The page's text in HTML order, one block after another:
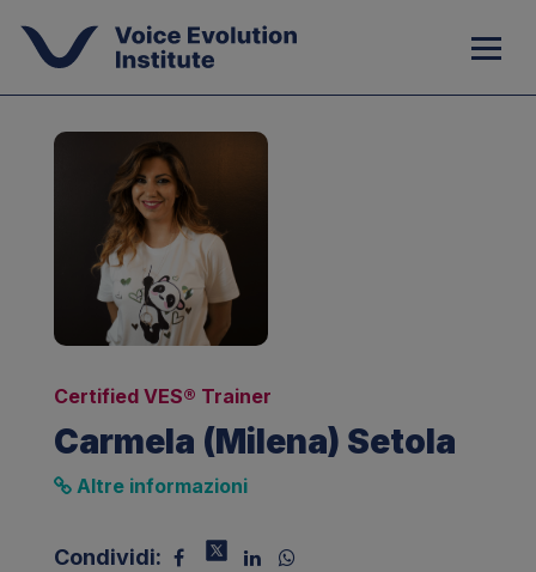
Certified VES® Trainer
Carmela (Milena) Setola
Altre informazioni
Condividi: